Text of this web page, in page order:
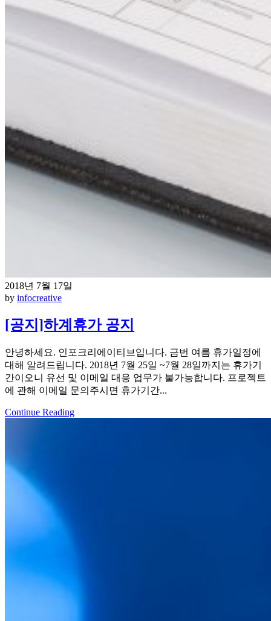
2018년 7월 17일
by infocreative
[공지]하계휴가 공지
안녕하세요. 인포크리에이티브입니다. 금번 여름 휴가일정에
대해 알려드립니다. 2018년 7월 25일 ~7월 28일까지는 휴가기
간이오니 유선 및 이메일 대응 업무가 불가능합니다. 프로젝트
에 관해 이메일 문의주시면 휴가기간...
Continue Reading